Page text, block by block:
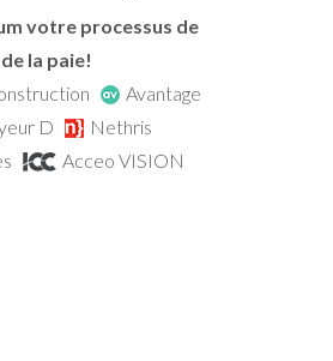
votre processus de
la paie!
Avantage
D
Nethris
Acceo VISION